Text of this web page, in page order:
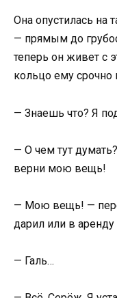
Она опустилась на
— прямым до
теперь он живет с
кольцо ему срочно
— Знаешь что? Я
— О чем тут
верни мою вещь!
— Мою вещь! —
дарил или в аренду
— Галь…